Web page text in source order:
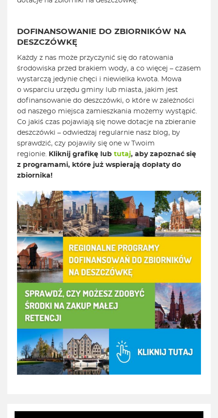
DOFINANSOWANIE DO ZBIORNIKÓW NA
DESZCZÓWKĘ
Każdy z nas może przyczynić się do ratowania
środowiska przed brakiem wody, a co więcej – czasem
wystarczą jedynie chęci i niewielka kwota. Mowa
o wsparciu urzędu gminy lub miasta, jakim jest
dofinansowanie do deszczówki, o które w zależności
od naszego miejsca zamieszkania możemy wystąpić.
Co jakiś czas pojawiają się nowe dotacje na zbieranie
deszczówki – odwiedzaj regularnie nasz blog, by
sprawdzić, czy pojawiły się one w Twoim
regionie. Kliknij grafikę lub tutaj, aby zapoznać się
z programami, które już wspierają dopłaty do
zbiornika!